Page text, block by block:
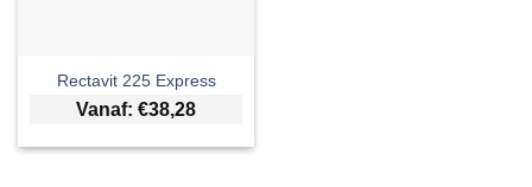
Rectavit 225 Express
Vanaf: €38,28